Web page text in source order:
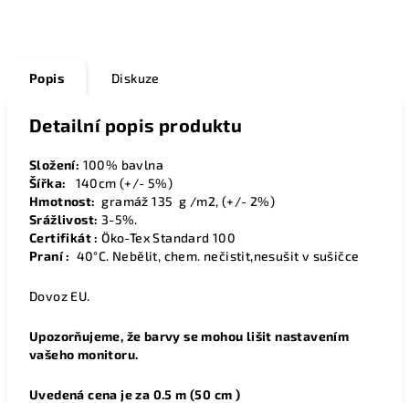
Popis Diskuze
Detailní popis produktu
Složení: 100% bavlna
Šířka: 140cm (+/- 5%)
Hmotnost: gramáž 135 g /m2, (+/- 2%)
Srážlivost: 3-5%.
Certifikát : Öko-Tex Standard 100
Praní : 40°C. Nebělit, chem. nečistit,nesušit v sušičce
Dovoz EU.
Upozorňujeme, že barvy se mohou lišit nastavením
vašeho monitoru.
Uvedená cena je za 0.5 m (50 cm )